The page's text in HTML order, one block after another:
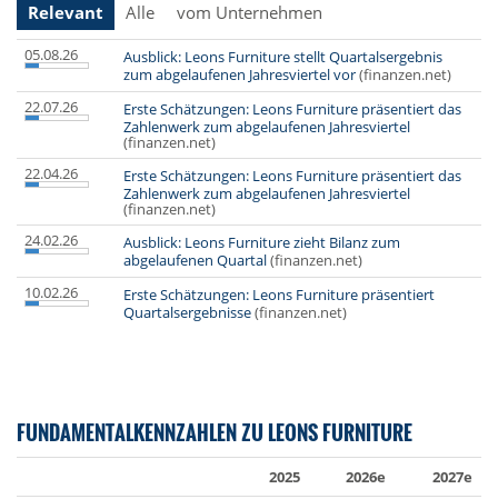
Relevant Alle vom Unternehmen
05.08.26
Ausblick: Leons Furniture stellt Quartalsergebnis
zum abgelaufenen Jahresviertel vor(finanzen.net)
22.07.26
Erste Schätzungen: Leons Furniture präsentiert das
Zahlenwerk zum abgelaufenen Jahresviertel
(finanzen.net)
22.04.26
Erste Schätzungen: Leons Furniture präsentiert das
Zahlenwerk zum abgelaufenen Jahresviertel
(finanzen.net)
24.02.26
Ausblick: Leons Furniture zieht Bilanz zum
abgelaufenen Quartal(finanzen.net)
10.02.26
Erste Schätzungen: Leons Furniture präsentiert
Quartalsergebnisse(finanzen.net)
FUNDAMENTALKENNZAHLEN ZU LEONS FURNITURE
2025 2026e
2027e